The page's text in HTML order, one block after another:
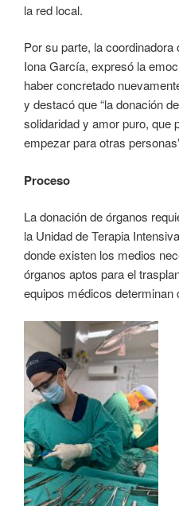
la red local.
Por su parte, la
Iona García, expresó la
haber concretado
y destacó que “la donación
solidaridad y amor puro, que
empezar para otras
Proceso
La donación de órganos
la Unidad de Terapia
donde existen los medios
órganos aptos para el
equipos médicos determinan